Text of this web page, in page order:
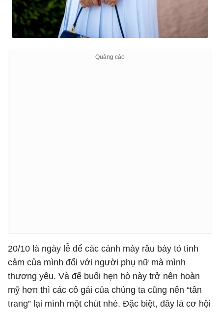
20/10 là ngày lễ để các cánh mày râu bày tỏ tình
cảm của mình đối với người phụ nữ mà mình
thương yêu. Và để buổi hẹn hò này trở nên hoàn
mỹ hơn thì các cô gái của chúng ta cũng nên “tân
trang” lại mình một chút nhé. Đặc biệt, đây là cơ hội